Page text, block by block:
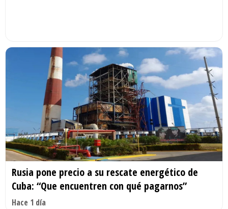
Rusia pone precio a su rescate energético de
Cuba: “Que encuentren con qué pagarnos”
Hace 1 día